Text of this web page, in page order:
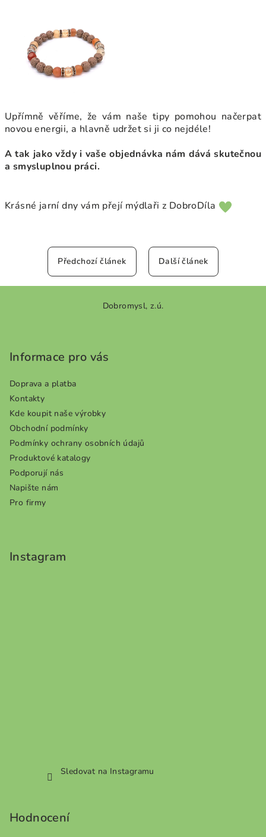
Upřímně věříme, že vám naše tipy pomohou načerpat
novou energii, a hlavně udržet si ji co nejdéle!
A tak jako vždy i vaše objednávka nám dává skutečnou
a smysluplnou práci.
Krásné jarní dny vám přejí mýdlaři z DobroDíla
Předchozí článek Další článek
Dobromysl, z.ú.
Informace pro vás
Doprava a platba
Kontakty
Kde koupit naše výrobky
Obchodní podmínky
Podmínky ochrany osobních údajů
Produktové katalogy
Podporují nás
Napište nám
Pro firmy
Instagram
Sledovat na Instagramu
Hodnocení